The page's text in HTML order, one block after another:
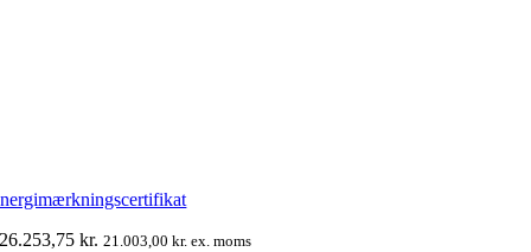
26.253,75kr. 21.003,00kr. ex. moms